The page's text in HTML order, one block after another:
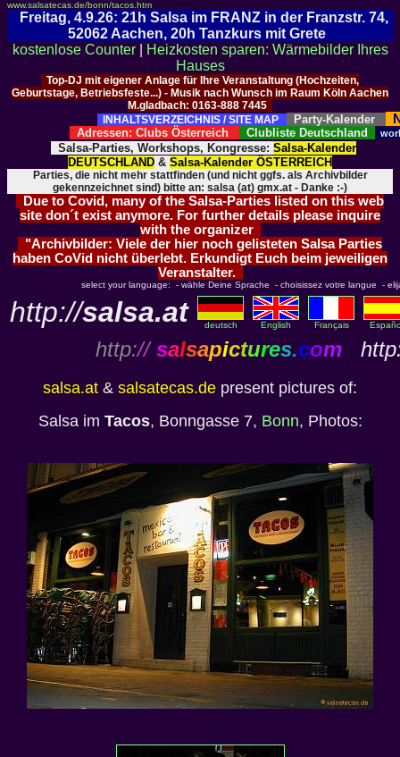
www.salsatecas.de/bonn/tacos.htm
Freitag, 4.9.26: 21h Salsa im FRANZ in der Franzstr. 74,
52062 Aachen, 20h Tanzkurs mit Grete
kostenlose Counter|
Heizkosten sparen: Wärmebilder Ihres
Hauses
Top-DJ mit eigener Anlage für Ihre Veranstaltung (Hochzeiten,
Geburtstage, Betriebsfeste...) - Musik nach Wunsch im Raum Köln Aachen
M.gladbach: 0163-888 7445
INHALTSVERZEICHNIS / SITE MAP
Party-Kalender
Adressen: Clubs Österreich Clubliste Deutschland
Salsa-Parties, Workshops, Kongresse: Salsa-Kalender
DEUTSCHLAND & Salsa-Kalender ÖSTERREICH
Parties, die nicht mehr stattfinden (und nicht ggfs. als Archivbilder
gekennzeichnet sind) bitte an: salsa (at) gmx.at - Danke :-)
Due to Covid, many of the Salsa-Parties listed on this web
site don´t exist anymore. For further details please inquire
with the organizer
"Archivbilder: Viele der hier noch gelisteten Salsa Parties
haben CoVid nicht überlebt. Erkundigt Euch beim jeweiligen
Veranstalter.
select your language: - wähle Deine Sprache - choisissez votre langue -
http://salsa.at deutsch English Français
http:// salsapictures.com
salsa.at & salsatecas.de present pictures of:
Salsa im Tacos, Bonngasse 7, Bonn, Photos: